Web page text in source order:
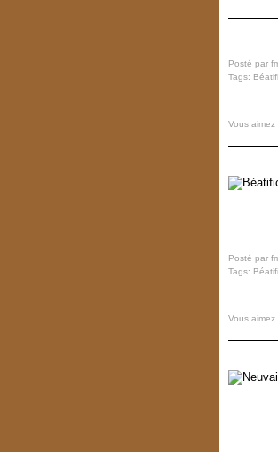
Posté par
Tags:
Vous aimez
Posté par
Tags:
Vous aimez